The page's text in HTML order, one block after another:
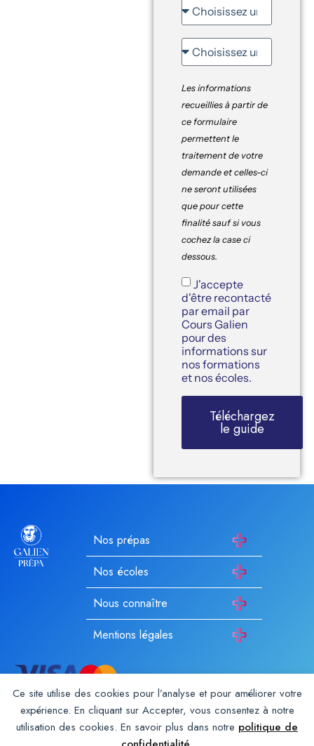
Ce site utilise des cookies pour l’analyse et pour améliorer votre
expérience. En cliquant sur Accepter, vous consentez à notre
utilisation des cookies. En savoir plus dans notre politique de
Les informations
recueillies à partir de
ce formulaire
permettent le
traitement de votre
demande et celles-ci
ne seront utilisées
que pour cette
finalité sauf si vous
cochez la case ci
dessous.
J'accepte
d'être recontacté
par email par
Cours Galien
pour des
informations sur
nos formations
et nos écoles.
Téléchargez
le guide
Nos prépas
Nos écoles
Nous connaître
Mentions légales
Galien Prépa est un établissement d’enseignement privé hors
contrat enregistré auprès du rectorat depuis 1987. Membre du